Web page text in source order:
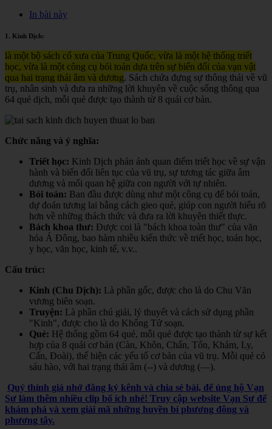
In bài này
1. Kinh Dịch:
là một bộ sách cổ xưa của Trung Quốc, vừa là một hệ thống triết
học, vừa là một công cụ bói toán dựa trên sự biến đổi của vạn vật
qua hai trạng thái âm và dương. Sách chứa đựng sự thông thái về vũ
trụ, nhân sinh và đưa ra những lời khuyên về cuộc sống thông qua
64 quẻ dịch, mỗi quẻ được tạo thành từ 8 quái cơ bản.
Chức năng và ý nghĩa:
Triết học: Kinh Dịch phản ánh quan điểm triết học về sự vận
hành và biến đổi liên tục của vũ trụ, sự tương tác giữa âm
dương và mối quan hệ giữa con người với tự nhiên.
Bói toán: Ban đầu được dùng như một công cụ để bói toán,
dự đoán tương lai bằng cách gieo quẻ, giúp con người hiểu rõ
hơn về những thách thức và đưa ra lời khuyên thiết thực.
Bách khoa thư: Được coi là "bách khoa toàn thư" của văn
hóa Á Đông, bao hàm nhiều kiến thức về triết học, toán học,
y học, văn học, kinh tế, v.v..
Cấu trúc:
Kinh (Chu Dịch): Là phần gốc, được cho là do Chu Văn
vương biên soạn.
Truyện: Là phần chú giải, lý thuyết và cách sử dụng phần
"Kinh", được cho là do Khổng Tử soạn.
Quẻ: Hệ thống gồm 64 quẻ, mỗi quẻ được tạo thành từ sự kết
hợp của 8 quái cơ bản (Càn, Khôn, Chấn, Tốn, Khảm, Ly,
Cấn, Đoài), thể hiện các yếu tố cơ bản của vũ trụ. Mỗi quẻ có
sáu hào, với hai trạng thái âm (--) và dương (—).
Quý thính giả nhớ đăng ký kênh và chia sẻ bài, để ủng hộ Vạn
Sự làm thêm nhiều clip bổ ích nhé! Truy cập website Vạn Sự để
khám phá và xem giải mã những huyền bí phương đông và
phương tây.